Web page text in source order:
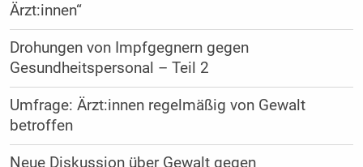
Ärzt:innen“
Drohungen von Impfgegnern gegen
Gesundheitspersonal – Teil 2
Umfrage: Ärzt:innen regelmäßig von Gewalt
betroffen
Neue Diskussion über Gewalt gegen